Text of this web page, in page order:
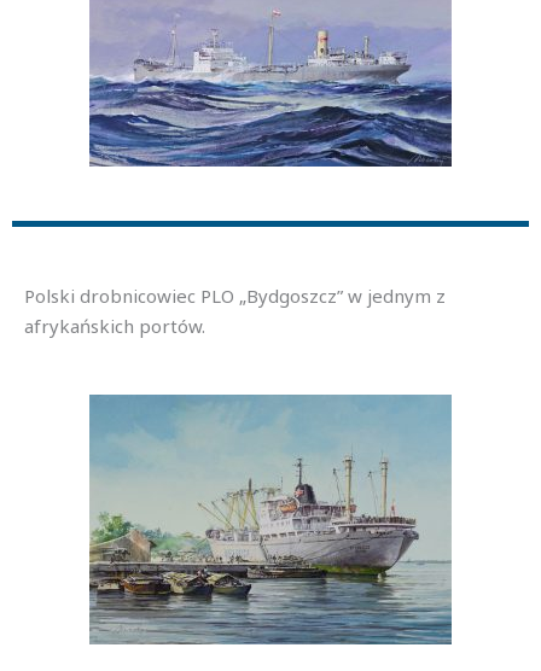
Polski drobnicowiec PLO „Bydgoszcz” w jednym z
afrykańskich portów.